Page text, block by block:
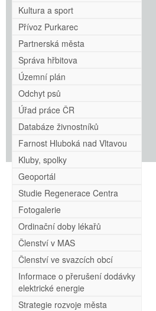
Kultura a sport
Přívoz Purkarec
Partnerská města
Správa hřbitova
Územní plán
Odchyt psů
Úřad práce ČR
Databáze živnostníků
Farnost Hluboká nad Vltavou
Kluby, spolky
Geoportál
Studie Regenerace Centra
Fotogalerie
Ordinační doby lékařů
Členství v MAS
Členství ve svazcích obcí
Informace o přerušení dodávky
elektrické energie
Strategie rozvoje města